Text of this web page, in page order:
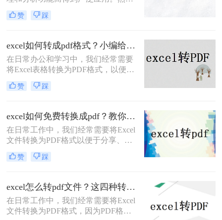
的方法！
而，当需要将Excel文件分享给他人或
打印时，将其转换为PDF格式变得尤
呢？本文将为您详细介绍Excel转PDF
的方法，帮助您轻松实现数据的安全
分享与打印，提升工作效率。
赞 踩
excel如何转成pdf格式？小编给你分享这三种方法！
​在日常办公和学习中，我们经常需要
将Excel表格转换为PDF格式，以便在
不改变原始格式的情况下进行分享、
打印或存档。那么excel如何转成pdf格
件转换为PDF格式的方法，帮助读者
轻松完成转换。
赞 踩
excel如何免费转换成pdf？教你二种简单转换方法！
在日常工作中，我们经常需要将Excel
文件转换为PDF格式以便于分享、打
印或存档。然而，许多用户可能并不
希望为此付费购买专门的转换软件。
文将介绍几种免费且简单的方法，帮
助用户将Excel文件转换为PDF格式。
赞 踩
excel怎么转pdf文件？这四种转换方法看到就是赚到
在日常工作中，我们经常需要将Excel
文件转换为PDF格式，因为PDF格式